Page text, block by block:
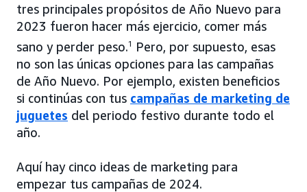
tres principales propósitos de Año Nuevo para
2023 fueron hacer más ejercicio, comer más
sano y perder peso.1
Pero, por supuesto, esas
no son las únicas opciones para las campañas
de Año Nuevo. Por ejemplo, existen beneficios
si continúas con tus campañas de marketing de
juguetes del periodo festivo durante todo el
año.
Aquí hay cinco ideas de marketing para
empezar tus campañas de 2024.